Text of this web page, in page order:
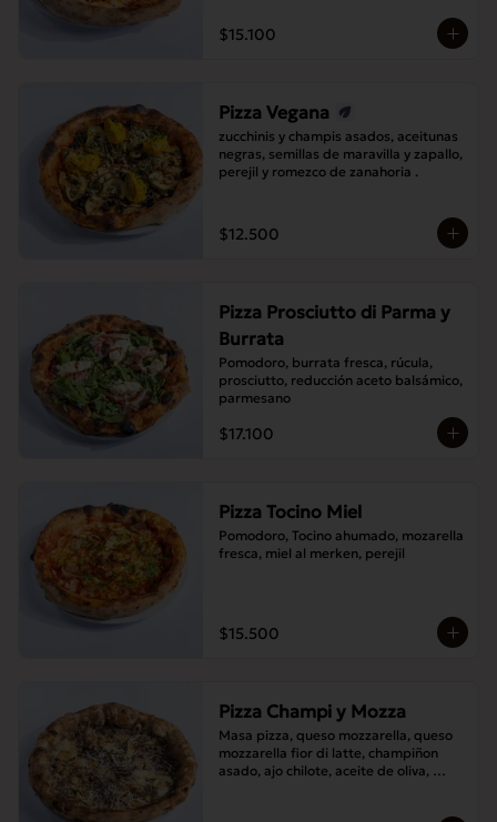
$15.100
Pizza Vegana
zucchinis y champis asados, aceitunas
negras, semillas de maravilla y zapallo,
perejil y romezco de zanahoria .
$12.500
Pizza Prosciutto di Parma y
Burrata
Pomodoro, burrata fresca, rúcula,
prosciutto, reducción aceto balsámico,
parmesano
$17.100
Pizza Tocino Miel
Pomodoro, Tocino ahumado, mozarella
fresca, miel al merken, perejil
$15.500
Pizza Champi y Mozza
Masa pizza, queso mozzarella, queso
mozzarella fior di latte, champiñon
asado, ajo chilote, aceite de oliva,